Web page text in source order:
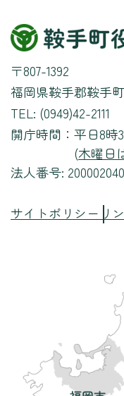
〒807-1392
福岡県鞍手郡鞍手
TEL: (0949)42-2111
開庁時間： 平日8時
(木曜日
法人番号:
サイトポリシー リ